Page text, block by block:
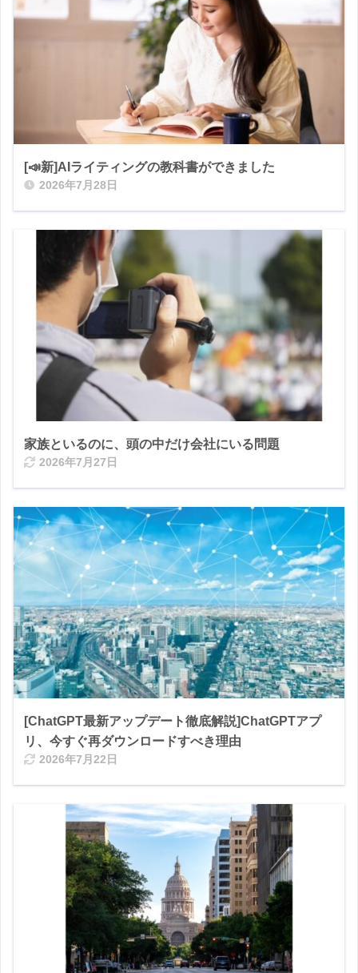
[📣新]AIライティングの教科書ができました
2026年7月28日
家族といるのに、頭の中だけ会社にいる問題
2026年7月27日
[ChatGPT最新アップデート徹底解説]ChatGPTアプ
リ、今すぐ再ダウンロードすべき理由
2026年7月22日